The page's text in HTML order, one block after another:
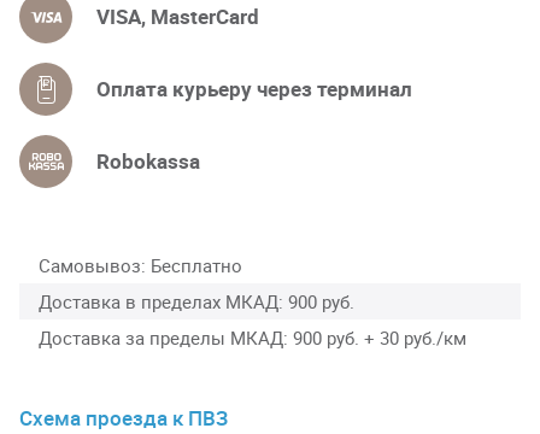
VISA, MasterCard
Оплата курьеру через терминал
Robokassa
Самовывоз Бесплатно
Доставка в пределах МКАД 900 руб.
Доставка за пределы МКАД 900 руб. + 30 руб./км
Схема проезда к ПВЗ